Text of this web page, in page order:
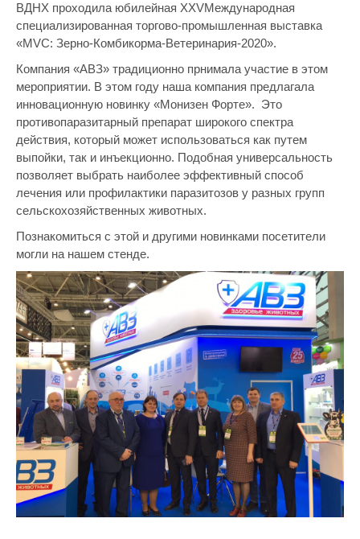
ВДНХ проходила юбилейная XXVМеждународная
специализированная торгово-промышленная выставка
«MVC: Зерно-Комбикорма-Ветеринария-2020».
Компания «АВЗ» традиционно прнимала участие в этом
мероприятии. В этом году наша компания предлагала
инновационную новинку «Монизен Форте». Это
противопаразитарный препарат широкого спектра
действия, который может использоваться как путем
выпойки, так и инъекционно. Подобная универсальность
позволяет выбрать наиболее эффективный способ
лечения или профилактики паразитозов у разных групп
сельскохозяйственных животных.
Познакомиться с этой и другими новинками посетители
могли на нашем стенде.